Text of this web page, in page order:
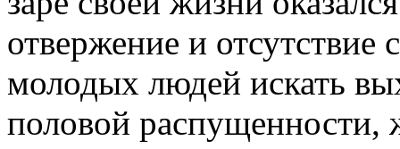
отвержение и
молодых людей искать
половой распущенности,